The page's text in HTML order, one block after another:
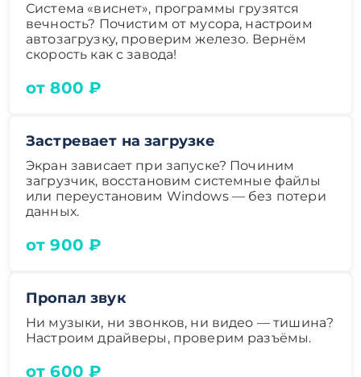
Система «виснет», программы грузятся
вечность? Почистим от мусора, настроим
автозагрузку, проверим железо. Вернём
скорость как с завода!
от 800 ₽
Застревает на загрузке
Экран зависает при запуске? Починим
загрузчик, восстановим системные файлы
или переустановим Windows — без потери
данных.
от 900 ₽
Пропал звук
Ни музыки, ни звонков, ни видео — тишина?
Настроим драйверы, проверим разъёмы.
от 600 ₽